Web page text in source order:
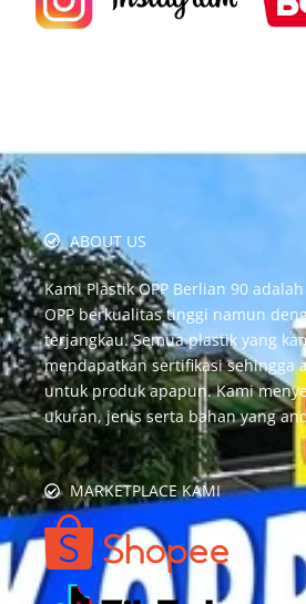
ABOUT US
Kami Plastik OPP Berlian 90
OPP berkualitas tinggi namun
terjangkau. Semua plastik yang
mendapatkan sertifikasi sehingga
untuk produk apapun. Kami
ukuran, jenis serta bahan yang
MARKETPLACE KAMI